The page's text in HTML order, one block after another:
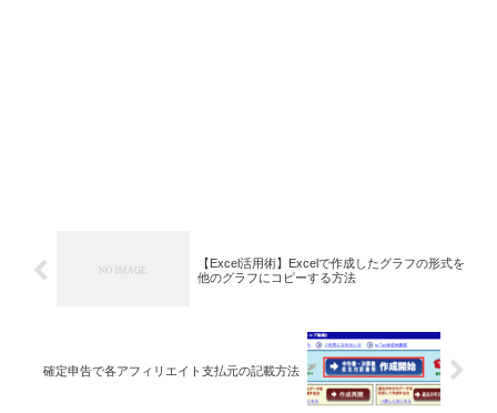
【Excel活用術】Excelで作成したグラフの形式を
他のグラフにコピーする方法
確定申告で各アフィリエイト支払元の記載方法